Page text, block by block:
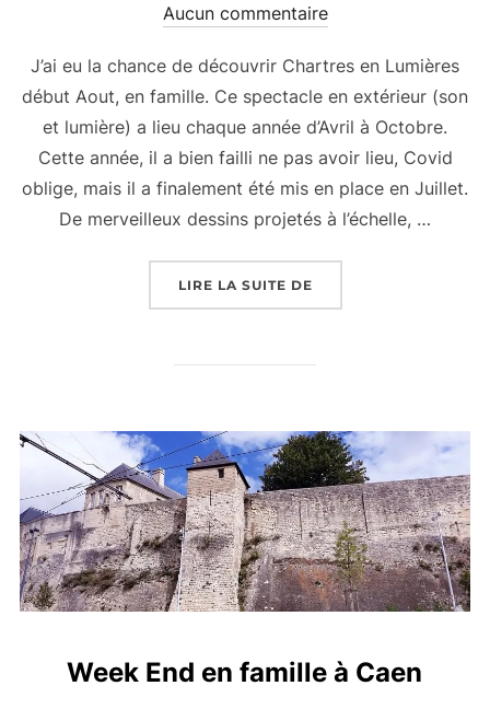
Aucun commentaire
J’ai eu la chance de découvrir Chartres en Lumières
début Aout, en famille. Ce spectacle en extérieur (son
et lumière) a lieu chaque année d’Avril à Octobre.
Cette année, il a bien failli ne pas avoir lieu, Covid
oblige, mais il a finalement été mis en place en Juillet.
De merveilleux dessins projetés à l’échelle, …
LIRE LA SUITE DE« WEEK END «
Week End en famille à Caen